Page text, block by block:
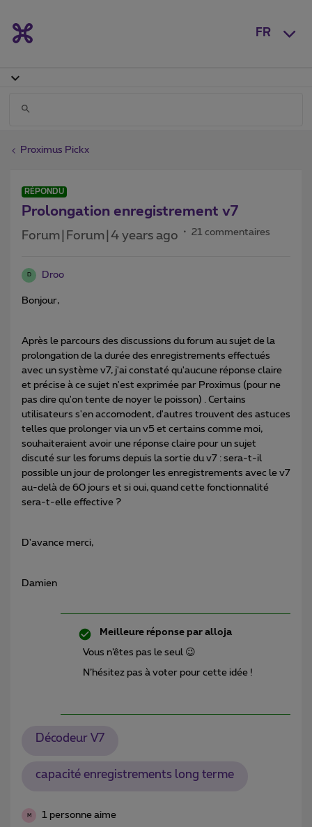
FR
Proximus Pickx
RÉPONDU
Prolongation enregistrement v7
Forum|Forum|4 years ago 21 commentaires
D Droo
Bonjour,
Après le parcours des discussions du forum au sujet de la
prolongation de la durée des enregistrements effectués
avec un système v7, j'ai constaté qu'aucune réponse claire
et précise à ce sujet n'est exprimée par Proximus (pour ne
pas dire qu'on tente de noyer le poisson) . Certains
utilisateurs s'en accomodent, d'autres trouvent des astuces
telles que prolonger via un v5 et certains comme moi,
souhaiteraient avoir une réponse claire pour un sujet
discuté sur les forums depuis la sortie du v7 : sera-t-il
possible un jour de prolonger les enregistrements avec le v7
au-delà de 60 jours et si oui, quand cette fonctionnalité
sera-t-elle effective ?
D'avance merci,
Damien
Meilleure réponse par alloja
Vous n’êtes pas le seul 😉
N’hésitez pas à voter pour cette idée !
Décodeur V7
capacité enregistrements long terme
M 1 personne aime